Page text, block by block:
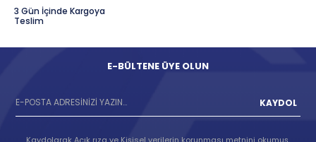
3 Gün İçinde Kargoya
Teslim
E-BÜLTENE ÜYE OLUN
KAYDOL